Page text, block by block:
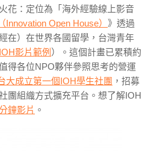
花：定位為「海外經驗線上影音
Innovation Open House） 》透過
在）在世界各國留學，台灣青年
IOH影片範例 ）。這個計畫已累積約
得各位NPO夥伴參照思考的營運
大成立第一個IOH學生社團 ，招募
團組織方式擴充平台。想了解IOH
鐘影片 。